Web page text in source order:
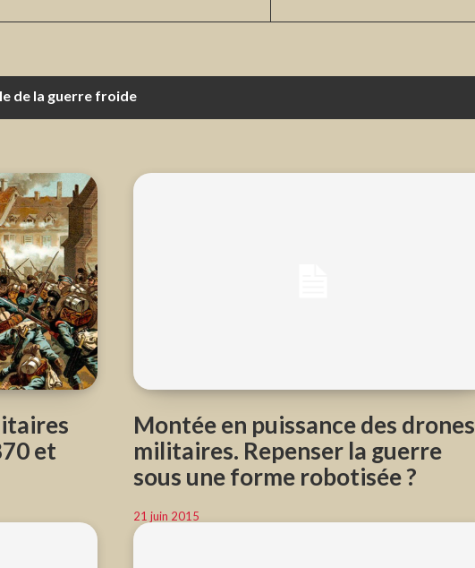
de la guerre froide
on peut encore s’améliorer…
et
Montée en puissance des drones
militaires. Repenser la guerre
sous une forme robotisée ?
21 juin 2015